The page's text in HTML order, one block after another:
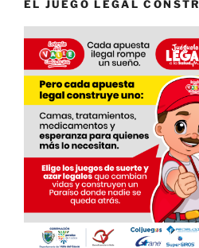
EL JUEGO LEGAL